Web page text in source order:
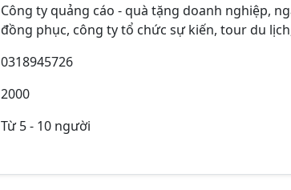
Công ty quảng cáo - quà tặng doanh nghiệp,
đồng phục, công ty tổ chức sự kiến, tour du
0318945726
2000
Từ 5 - 10 người